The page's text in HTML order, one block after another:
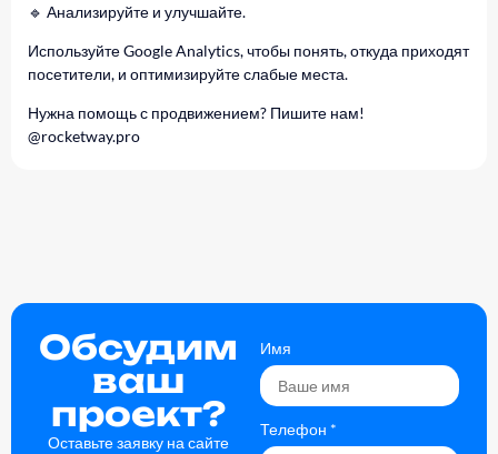
🔹 Анализируйте и улучшайте.
Используйте Google Analytics, чтобы понять, откуда приходят
посетители, и оптимизируйте слабые места.
Нужна помощь с продвижением? Пишите нам!
@rocketway.pro
Обсудим
ваш
проект?
Оставьте заявку на сайте
Имя
Телефон *